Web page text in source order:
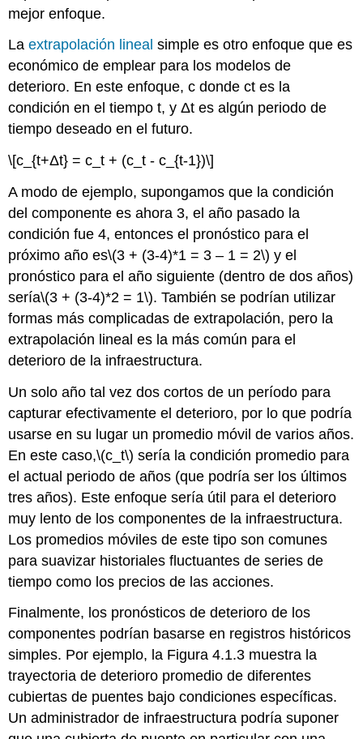
mejor enfoque.
Laextrapolación lineal simple es otro enfoque que es
económico de emplear para los modelos de
deterioro. En este enfoque, c donde ct es la
condición en el tiempo t, y Δt es algún periodo de
tiempo deseado en el futuro.
\[c_{t+Δt} = c_t + (c_t - c_{t-1})\]
A modo de ejemplo, supongamos que la condición
del componente es ahora 3, el año pasado la
condición fue 4, entonces el pronóstico para el
próximo año es\(3 + (3-4)*1 = 3 – 1 = 2\) y el
pronóstico para el año siguiente (dentro de dos años)
sería\(3 + (3-4)*2 = 1\). También se podrían utilizar
formas más complicadas de extrapolación, pero la
extrapolación lineal es la más común para el
deterioro de la infraestructura.
Un solo año tal vez dos cortos de un período para
capturar efectivamente el deterioro, por lo que podría
usarse en su lugar un promedio móvil de varios años.
En este caso,\(c_t\) sería la condición promedio para
el actual periodo de años (que podría ser los últimos
tres años). Este enfoque sería útil para el deterioro
muy lento de los componentes de la infraestructura.
Los promedios móviles de este tipo son comunes
para suavizar historiales fluctuantes de series de
tiempo como los precios de las acciones.
Finalmente, los pronósticos de deterioro de los
componentes podrían basarse en registros históricos
simples. Por ejemplo, la Figura 4.1.3 muestra la
trayectoria de deterioro promedio de diferentes
cubiertas de puentes bajo condiciones específicas.
Un administrador de infraestructura podría suponer